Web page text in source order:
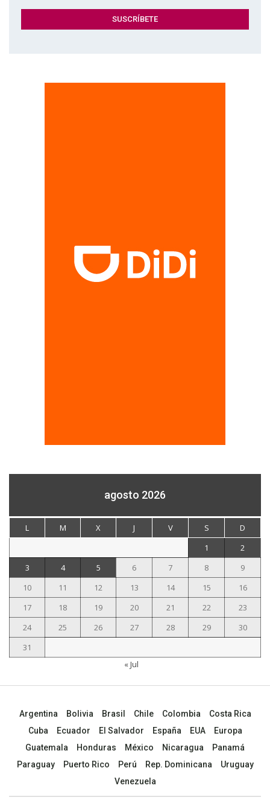
agosto 2026
L M X J V S
D
1
2
3
4 5 6 7 8
9
10
11 12 13 14 15
16
17
18 19 20 21 22
23
24
25 26 27 28 29
30
31
« Jul
Argentina Bolivia Brasil Chile Colombia
Costa Rica
Cuba
Ecuador El Salvador España EUA
Europa
Guatemala
Honduras México Nicaragua
Panamá
Paraguay
Puerto Rico Perú Rep. Dominicana
Uruguay
Venezuela